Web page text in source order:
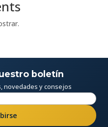
boletín
novedades y consejos